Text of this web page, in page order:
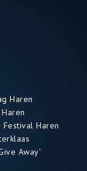
Haren
Festival Haren
Away'